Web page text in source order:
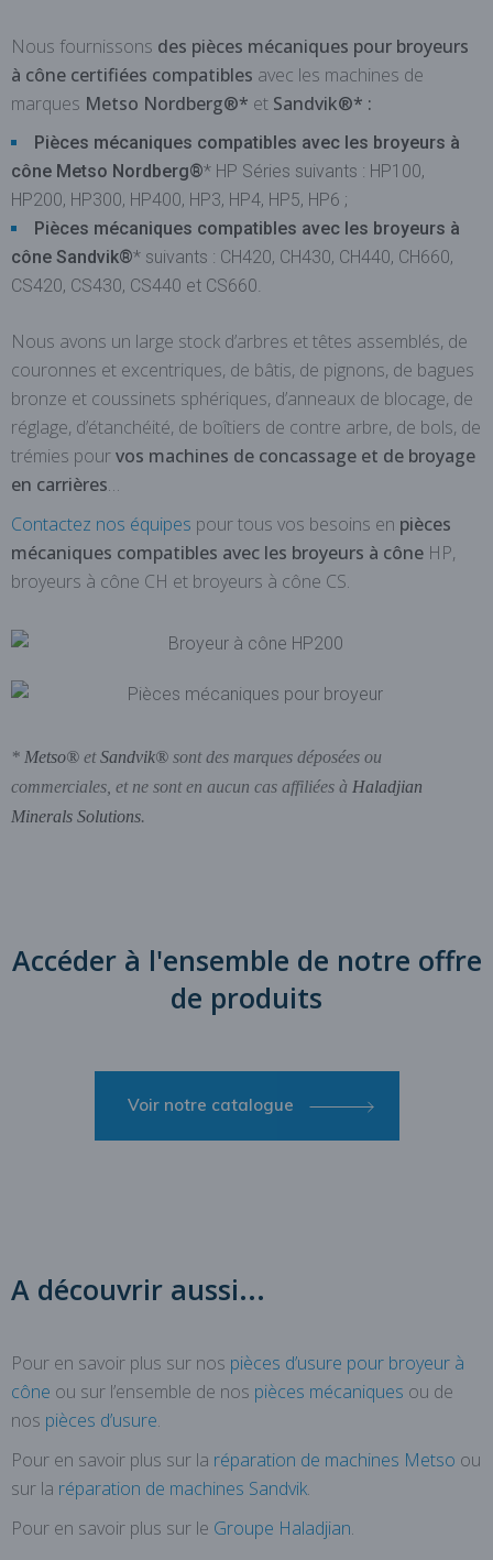
Nous fournissons des pièces mécaniques pour broyeurs
à cône certifiées compatibles avec les machines de
marques Metso Nordberg®* et Sandvik®* :
Pièces mécaniques compatibles avec les broyeurs à
cône Metso Nordberg®* HP Séries suivants : HP100,
HP200, HP300, HP400, HP3, HP4, HP5, HP6 ;
Pièces mécaniques compatibles avec les broyeurs à
cône Sandvik®* suivants : CH420, CH430, CH440, CH660,
CS420, CS430, CS440 et CS660.
Nous avons un large stock d’arbres et têtes assemblés, de
couronnes et excentriques, de bâtis, de pignons, de bagues
bronze et coussinets sphériques, d’anneaux de blocage, de
réglage, d’étanchéité, de boîtiers de contre arbre, de bols, de
trémies pourvos machines de concassage et de broyage
en carrières…
Contactez nos équipes pour tous vos besoins en pièces
mécaniques compatibles avec les broyeurs à cône HP,
broyeurs à cône CH et broyeurs à cône CS.
* Metso® etSandvik® sont des marques déposées ou
commerciales, et ne sont en aucun cas affiliées à Haladjian
Minerals Solutions.
Accéder à l'ensemble de notre offre
de produits
Voir notre catalogue
A découvrir aussi...
Pour en savoir plus sur nos pièces d’usure pour broyeur à
cône ou sur l’ensemble de nos pièces mécaniques ou de
nos pièces d’usure.
Pour en savoir plus sur la réparation de machines Metso ou
sur la réparation de machines Sandvik.
Pour en savoir plus sur le Groupe Haladjian.